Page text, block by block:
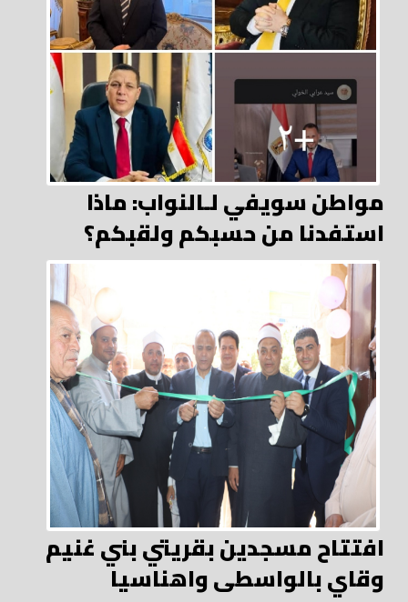
مواطن سويفي لـالنواب: ماذا
استفدنا من حسبكم ولقبكم؟
افتتاح مسجدين بقريتي بني غنيم
وقاي بالواسطى واهناسيا